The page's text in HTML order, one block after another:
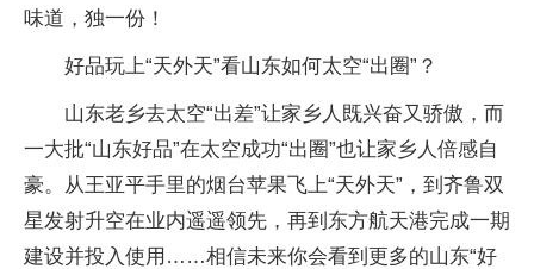
味道，独一份！
好品玩上“天外天”看山东如何太空“出圈”？
山东老乡去太空“出差”让家乡人既兴奋又骄傲，而
一大批“山东好品”在太空成功“出圈”也让家乡人倍感自
豪。从王亚平手里的烟台苹果飞上“天外天”，到齐鲁双
星发射升空在业内遥遥领先，再到东方航天港完成一期
建设并投入使用……相信未来你会看到更多的山东“好